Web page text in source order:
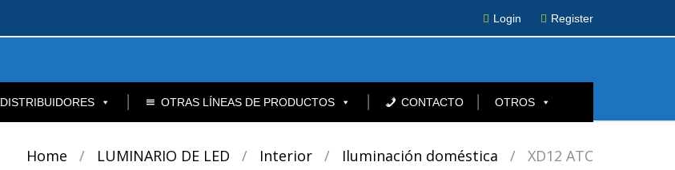
Login Register
DISTRIBUIDORES OTRAS LÍNEAS DE PRODUCTOS CONTACTO OTROS
Home / LUMINARIO DE LED / Interior / Iluminación doméstica / XD12 ATC